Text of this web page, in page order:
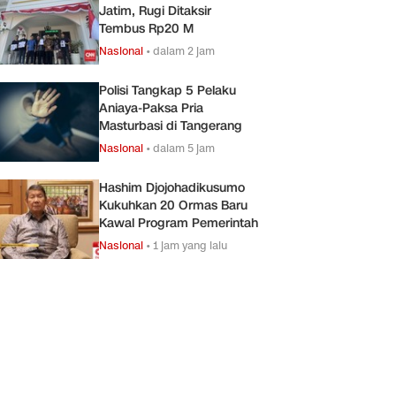
Jatim, Rugi Ditaksir
Tembus Rp20 M
Nasional •dalam 2 jam
Polisi Tangkap 5 Pelaku
Aniaya-Paksa Pria
Masturbasi di Tangerang
Nasional •dalam 5 jam
Hashim Djojohadikusumo
Kukuhkan 20 Ormas Baru
Kawal Program Pemerintah
Nasional •1 jam yang lalu